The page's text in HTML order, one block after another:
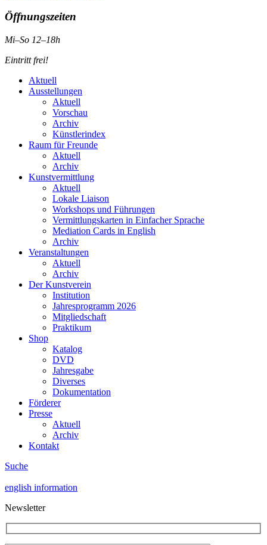
Öffnungszeiten
Mi–So 12–18h
Eintritt frei!
Aktuell
Ausstellungen
Aktuell
Vorschau
Archiv
Künstlerindex
Raum für Freunde
Aktuell
Archiv
Kunstvermittlung
Aktuell
Lokale Liaison
Workshops und Führungen
Vermittlungskarten in Einfacher Sprache
Mediation Cards in English
Archiv
Veranstaltungen
Aktuell
Archiv
Der Kunstverein
Institution
Jahresprogramm 2026
Mitgliedschaft
Praktikum
Shop
Katalog
DVD
Jahresgabe
Diverses
Dokumentation
Förderer
Presse
Aktuell
Archiv
Kontakt
Suche
english information
Newsletter